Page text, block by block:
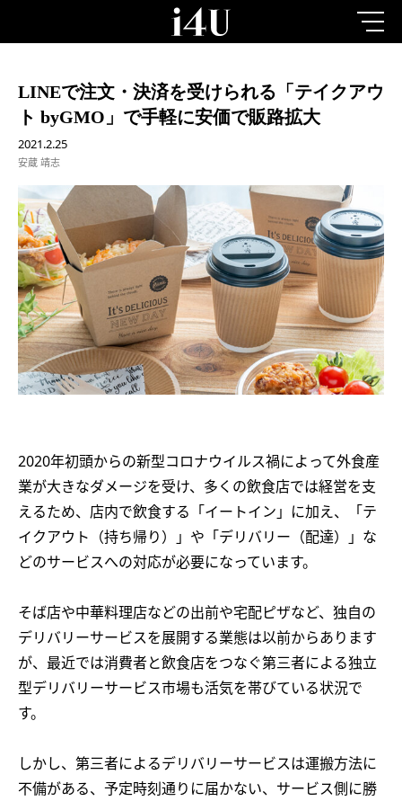
LINEで注文・決済を受けられる「テイクアウ
ト byGMO」で手軽に安価で販路拡大
2021.2.25
安蔵 靖志
2020年初頭からの新型コロナウイルス禍によって外食産
業が大きなダメージを受け、多くの飲食店では経営を支
えるため、店内で飲食する「イートイン」に加え、「テ
イクアウト（持ち帰り）」や「デリバリー（配達）」な
どのサービスへの対応が必要になっています。
そば店や中華料理店などの出前や宅配ピザなど、独自の
デリバリーサービスを展開する業態は以前からあります
が、最近では消費者と飲食店をつなぐ第三者による独立
型デリバリーサービス市場も活気を帯びている状況で
す。
しかし、第三者によるデリバリーサービスは運搬方法に
不備がある、予定時刻通りに届かない、サービス側に勝